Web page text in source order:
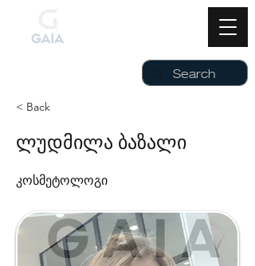
< Back
ლუდმილა ბაზალი
კოსმეტოლოგი